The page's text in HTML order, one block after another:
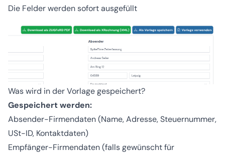
Die Felder werden sofort ausgefüllt
Was wird in der Vorlage gespeichert?
Gespeichert werden:
Absender-Firmendaten (Name, Adresse, Steuernummer,
USt-ID, Kontaktdaten)
Empfänger-Firmendaten (falls gewünscht für